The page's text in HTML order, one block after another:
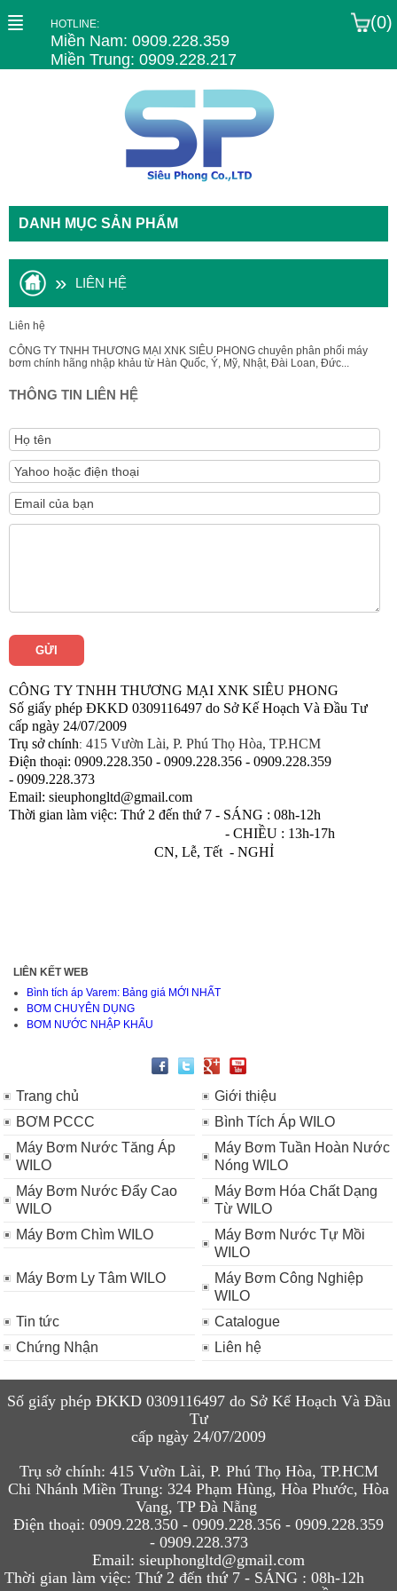
HOTLINE:
Miền Nam: 0909.228.359
Miền Trung: 0909.228.217
(0)
DANH MỤC SẢN PHẨM
» LIÊN HỆ
Liên hệ
CÔNG TY TNHH THƯƠNG MẠI XNK SIÊU PHONG chuyên phân phối máy
bơm chính hãng nhập khảu từ Hàn Quốc, Ý, Mỹ, Nhật, Đài Loan, Đức...
THÔNG TIN LIÊN HỆ
CÔNG TY TNHH THƯƠNG MẠI XNK SIÊU PHONG
Số giấy phép ĐKKD 0309116497 do Sở Kế Hoạch Và Đầu Tư
cấp ngày 24/07/2009
Trụ sở chính: 415 Vườn Lài, P. Phú Thọ Hòa, TP.HCM
Điện thoại: 0909.228.350 - 0909.228.356 - 0909.228.359
- 0909.228.373
Email: sieuphongltd@gmail.com
Thời gian làm việc: Thứ 2 đến thứ 7 - SÁNG : 08h-12h
- CHIỀU : 13h-17h
CN, Lễ, Tết - NGHỈ
LIÊN KẾT WEB
Bình tích áp Varem: Bảng giá MỚI NHẤT
BƠM CHUYÊN DỤNG
BƠM NƯỚC NHẬP KHẨU
Trang chủ
Giới thiệu
BƠM PCCC
Bình Tích Áp WILO
Máy Bơm Nước Tăng Áp
WILO
Máy Bơm Tuần Hoàn Nước
Nóng WILO
Máy Bơm Nước Đẩy Cao
WILO
Máy Bơm Hóa Chất Dạng
Từ WILO
Máy Bơm Chìm WILO
Máy Bơm Nước Tự Mồi
WILO
Máy Bơm Ly Tâm WILO
Máy Bơm Công Nghiệp
WILO
Tin tức
Catalogue
Chứng Nhận
Liên hệ
Số giấy phép ĐKKD 0309116497 do Sở Kế Hoạch Và Đầu
Tư
cấp ngày 24/07/2009
Trụ sở chính: 415 Vườn Lài, P. Phú Thọ Hòa, TP.HCM
Chi Nhánh Miền Trung: 324 Phạm Hùng, Hòa Phước, Hòa
Vang, TP Đà Nẵng
Điện thoại: 0909.228.350 - 0909.228.356 - 0909.228.359
- 0909.228.373
Email: sieuphongltd@gmail.com
Thời gian làm việc: Thứ 2 đến thứ 7 - SÁNG : 08h-12h